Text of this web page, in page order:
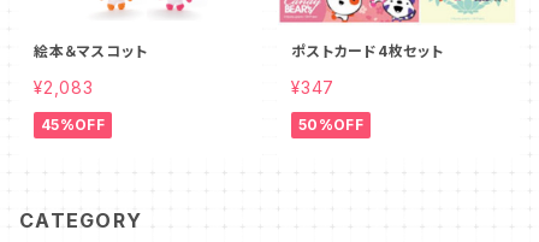
絵本＆マスコット
¥2,083
45%OFF
ポストカード4枚セット
¥347
50%OFF
CATEGORY